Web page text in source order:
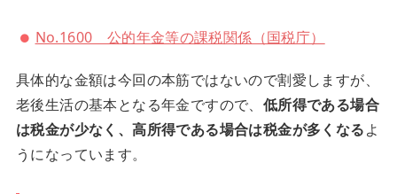
No.1600 公的年金等の課税関係（国税庁）
具体的な金額は今回の本筋ではないので割愛しますが、
老後生活の基本となる年金ですので、 低所得である場合
は税金が少なく、高所得である場合は税金が多くなるよ
うになっています。